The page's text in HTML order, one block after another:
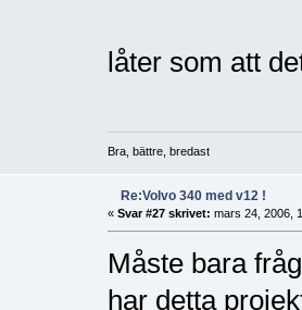
låter som att
Bra, bättre, bredast
Re:Volvo 340 med v12 !
« Svar #27 skrivet: mars 24, 2006,
Måste bara
har detta